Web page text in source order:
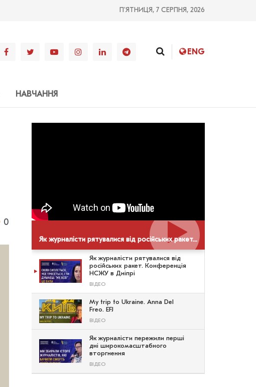
П’ЯТНИЦЯ, 7 СЕРПНЯ, 2026
ENG
НАВЧАННЯ
0
Як журналісти рятувалися від російських ракет. Конференція НСЖУ в Дніпрі
Як журналісти рятувалися від
російських ракет. Конференція
НСЖУ в Дніпрі
ВІДЕО
My trip to Ukraine. Anna Del
Freo. EFJ
ВІДЕО
Як журналісти пережили перші
дні широкомасштабного
вторгнення
ВІДЕО